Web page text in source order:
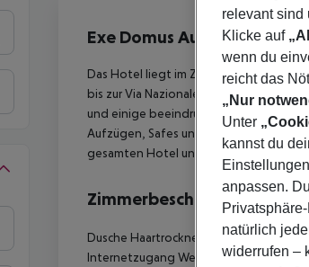
Exe Domus Aurea
3
Das Hotel liegt im Zentrum von Rom,
bis zur Via Nazionale mit ihren
und einige beeindruckende
Aufzügen, Safes und eine 24-Stunden-
gesamten Hotel und einen
Zimmerbeschreibung
Dusche Haartrockner Internetzugang:
Internetzugang Weckdienst
relevant sind
Klicke auf
wenn du
reicht das
„Nur
Unter
kannst du
anpassen.
natürlich
widerrufen –